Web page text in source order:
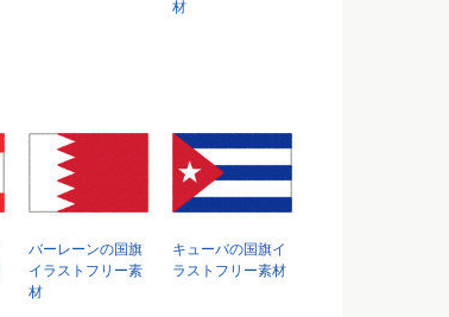
材
バーレーンの国旗
イラストフリー素
材
キューバの国旗イ
ラストフリー素材